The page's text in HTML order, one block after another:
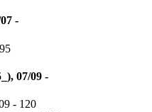
-
95
07/09 -
- 120